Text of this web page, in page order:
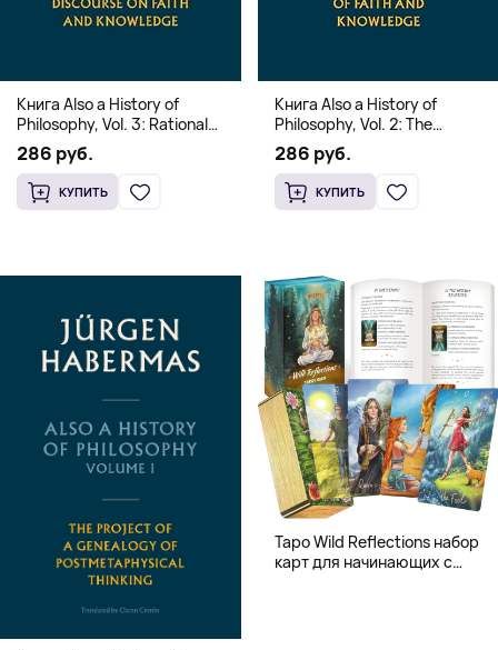
Книга Also a History of
Philosophy, Vol. 3: Rational
Freedom. Traces of the
Discourse on Faith and
Knowledge (Твердый
переплет)
286 руб.
КУПИТЬ
Книга Also a History of
Philosophy, Vol. 2: The
Occidental Constellation of
Faith and Knowledge
(Твердый переплет)
286 руб.
КУПИТЬ
Таро Wild Reflections набор
карт для начинающих с